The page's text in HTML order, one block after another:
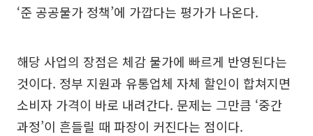
‘준 공공물가 정책’에 가깝다는 평가가 나온다.
해당 사업의 장점은 체감 물가에 빠르게 반영된다는
것이다. 정부 지원과 유통업체 자체 할인이 합쳐지면
소비자 가격이 바로 내려간다. 문제는 그만큼 ‘중간
과정’이 흔들릴 때 파장이 커진다는 점이다.